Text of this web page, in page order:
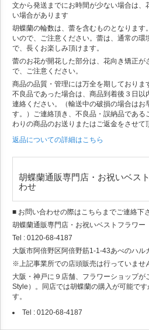
文から発送までにお時間が少ない場合は、
い場合があります
胡蝶蘭の輪数は、蕾を含むものとなります
いので、ご注意ください。蕾は、通常の
で、長くお楽しみ頂けます。
蕾のお花が開花した部分は、花向き矯正が
で、ご注意ください。
商品の品質・管理には万全を期しておりま
不良品であった場合は、商品到着後３日以
連絡ください。（輸送中の破損の場合はお
す。）ご連絡頂き、不良品・誤納品であ
わりの商品のお送りまたはご返金をさせて
返品についての詳細はこちら
胡蝶蘭通販専門店・お祝いベス
わせ
■ お問い合わせの際はこちらまでご連絡下
胡蝶蘭通販専門店・お祝いベストフラワー
Tel : 0120-68-4187
大阪市阿倍野区阿倍野筋1-1-43あべのハル
※上記事業所での店頭販売は行っていませ
大阪・神戸に９店舗、フラワーショップ
Style）。同店では胡蝶蘭の購入が可能で
す。
Tel : 0120-68-4187